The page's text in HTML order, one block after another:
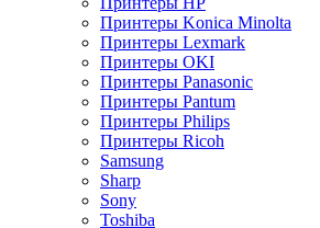
Принтеры Konica Minolta
Принтеры Lexmark
Принтеры OKI
Принтеры Panasonic
Принтеры Pantum
Принтеры Philips
Принтеры Ricoh
Samsung
Sharp
Sony
Toshiba